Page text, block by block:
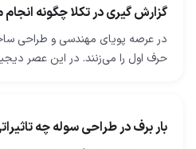
گزارش گیری در تکلا چگونه
در عرصه پویای مهندسی و طراحی
حرف اول را می‌زنند. در این عصر
بار برف در طراحی سوله چه